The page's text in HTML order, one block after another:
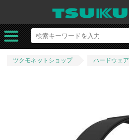
ツクモネットショップ ハードウェア